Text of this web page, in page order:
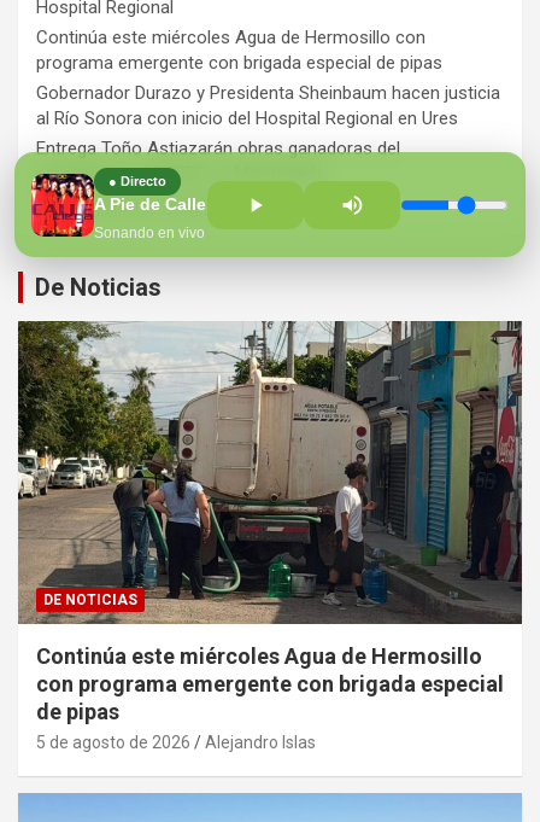
● Directo
Sonando en vivo
Hospital Regional
Continúa este miércoles Agua de Hermosillo con
programa emergente con brigada especial de pipas
Gobernador Durazo y Presidenta Sheinbaum hacen justicia
al Río Sonora con inicio del Hospital Regional en Ures
Entrega Toño Astiazarán obras ganadoras del
presupuesto CRECES en Montecarlo
¡Perversidad sin límites!
De Noticias
DE NOTICIAS
Continúa este miércoles Agua de Hermosillo
con programa emergente con brigada especial
de pipas
5 de agosto de 2026 Alejandro Islas